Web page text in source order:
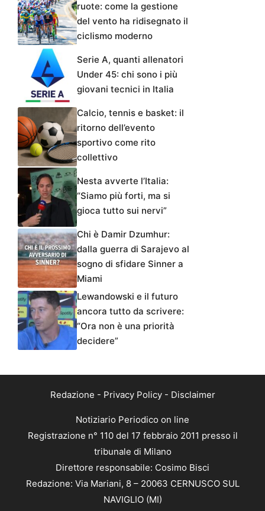
ruote: come la gestione
del vento ha ridisegnato il
ciclismo moderno
Serie A, quanti allenatori
Under 45: chi sono i più
giovani tecnici in Italia
Calcio, tennis e basket: il
ritorno dell’evento
sportivo come rito
collettivo
Nesta avverte l’Italia:
“Siamo più forti, ma si
gioca tutto sui nervi”
Chi è Damir Dzumhur:
dalla guerra di Sarajevo al
sogno di sfidare Sinner a
Miami
Lewandowski e il futuro
ancora tutto da scrivere:
“Ora non è una priorità
decidere”
Redazione - Privacy Policy- Disclaimer
Notiziario Periodico on line
Registrazione n° 110 del 17 febbraio 2011 presso il
tribunale di Milano
Direttore responsabile: Cosimo Bisci
Redazione: Via Mariani, 8 – 20063 CERNUSCO SUL
NAVIGLIO (MI)